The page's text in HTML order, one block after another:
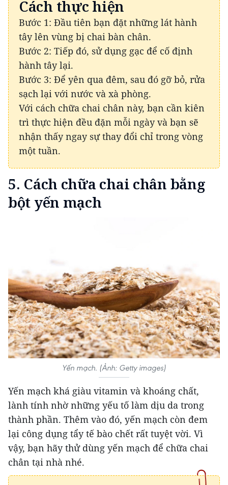
Cách thực hiện
Bước 1: Đầu tiên bạn đặt những lát hành
tây lên vùng bị chai bàn chân.
Bước 2: Tiếp đó, sử dụng gạc để cố định
hành tây lại.
Bước 3: Để yên qua đêm, sau đó gỡ bỏ, rửa
sạch lại với nước và xà phòng.
Với cách chữa chai chân này, bạn cần kiên
trì thực hiện đều đặn mỗi ngày và bạn sẽ
nhận thấy ngay sự thay đổi chỉ trong vòng
một tuần.
5. Cách chữa chai chân bằng
bột yến mạch
Yến mạch. (Ảnh: Getty images)
Yến mạch khá giàu vitamin và khoáng chất,
lành tính nhờ những yếu tố làm dịu da trong
thành phần. Thêm vào đó, yến mạch còn đem
lại công dụng tẩy tế bào chết rất tuyệt vời. Vì
vậy, bạn hãy thử dùng yến mạch để chữa chai
chân tại nhà nhé.